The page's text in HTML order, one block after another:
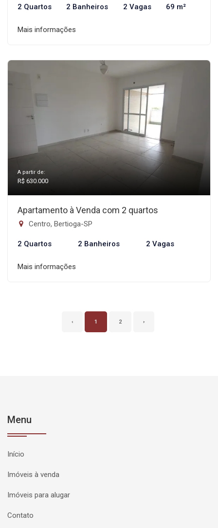
2 Quartos 2 Banheiros 2 Vagas 69 m²
Mais informações
A partir de:
R$ 630.000
Apartamento à Venda com 2 quartos
Centro, Bertioga-SP
2 Quartos 2 Banheiros 2 Vagas
Mais informações
‹ 1 2 ›
Menu
Início
Imóveis à venda
Imóveis para alugar
Contato